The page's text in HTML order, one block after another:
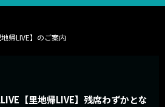
帰LIVE】のご案内
【里地帰LIVE】残席わずかとな